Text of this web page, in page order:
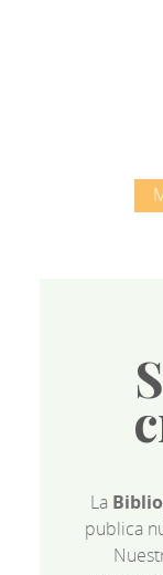
La
publica